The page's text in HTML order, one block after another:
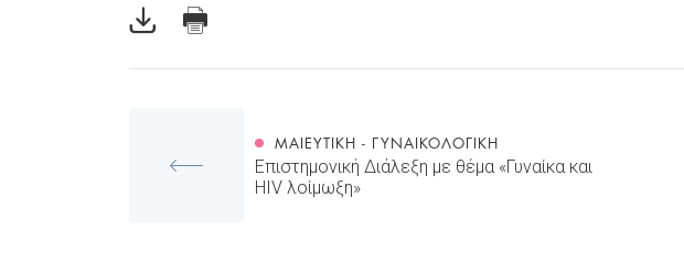
ΜΑΙΕΥΤΙΚΉ - ΓΥΝΑΙΚΟΛΟΓΙΚΉ
Επιστημονική Διάλεξη με θέμα «Γυναίκα και
HIV λοίμωξη»